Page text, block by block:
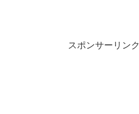
スポンサーリンク